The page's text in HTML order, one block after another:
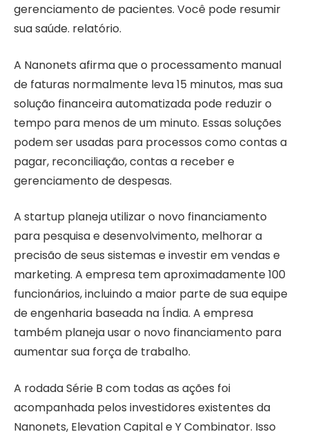
gerenciamento de pacientes. Você pode resumir
sua saúde. relatório.
A Nanonets afirma que o processamento manual
de faturas normalmente leva 15 minutos, mas sua
solução financeira automatizada pode reduzir o
tempo para menos de um minuto. Essas soluções
podem ser usadas para processos como contas a
pagar, reconciliação, contas a receber e
gerenciamento de despesas.
A startup planeja utilizar o novo financiamento
para pesquisa e desenvolvimento, melhorar a
precisão de seus sistemas e investir em vendas e
marketing. A empresa tem aproximadamente 100
funcionários, incluindo a maior parte de sua equipe
de engenharia baseada na Índia. A empresa
também planeja usar o novo financiamento para
aumentar sua força de trabalho.
A rodada Série B com todas as ações foi
acompanhada pelos investidores existentes da
Nanonets, Elevation Capital e Y Combinator. Isso